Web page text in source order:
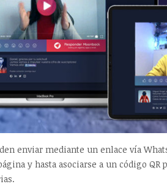
enviar mediante un enlace vía
y hasta asociarse a un código QR